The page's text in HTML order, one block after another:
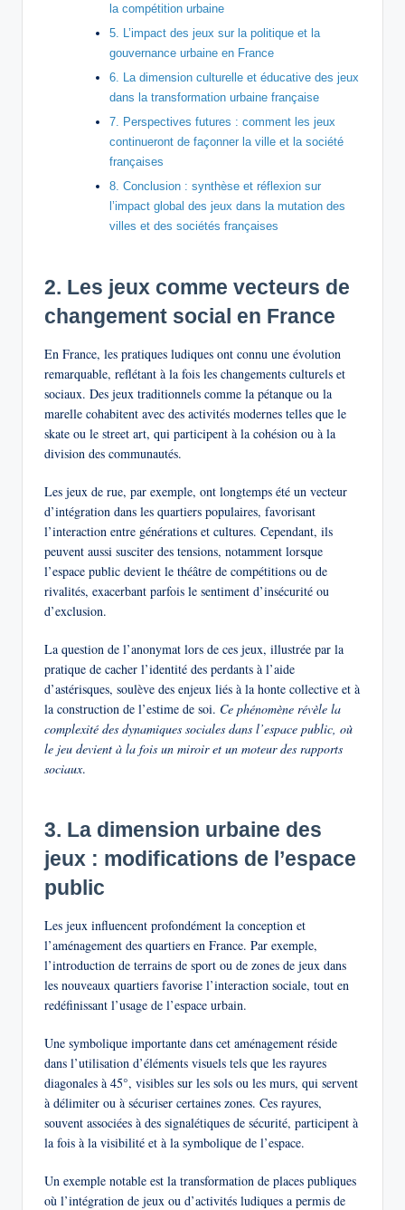
la compétition urbaine
5. L’impact des jeux sur la politique et la
gouvernance urbaine en France
6. La dimension culturelle et éducative des jeux
dans la transformation urbaine française
7. Perspectives futures : comment les jeux
continueront de façonner la ville et la société
françaises
8. Conclusion : synthèse et réflexion sur
l’impact global des jeux dans la mutation des
villes et des sociétés françaises
2. Les jeux comme vecteurs de
changement social en France
En France, les pratiques ludiques ont connu une évolution
remarquable, reflétant à la fois les changements culturels et
sociaux. Des jeux traditionnels comme la pétanque ou la
marelle cohabitent avec des activités modernes telles que le
skate ou le street art, qui participent à la cohésion ou à la
division des communautés.
Les jeux de rue, par exemple, ont longtemps été un vecteur
d’intégration dans les quartiers populaires, favorisant
l’interaction entre générations et cultures. Cependant, ils
peuvent aussi susciter des tensions, notamment lorsque
l’espace public devient le théâtre de compétitions ou de
rivalités, exacerbant parfois le sentiment d’insécurité ou
d’exclusion.
La question de l’anonymat lors de ces jeux, illustrée par la
pratique de cacher l’identité des perdants à l’aide
d’astérisques, soulève des enjeux liés à la honte collective et à
la construction de l’estime de soi. Ce phénomène révèle la
complexité des dynamiques sociales dans l’espace public, où
le jeu devient à la fois un miroir et un moteur des rapports
sociaux.
3. La dimension urbaine des
jeux : modifications de l’espace
public
Les jeux influencent profondément la conception et
l’aménagement des quartiers en France. Par exemple,
l’introduction de terrains de sport ou de zones de jeux dans
les nouveaux quartiers favorise l’interaction sociale, tout en
redéfinissant l’usage de l’espace urbain.
Une symbolique importante dans cet aménagement réside
dans l’utilisation d’éléments visuels tels que les rayures
diagonales à 45°, visibles sur les sols ou les murs, qui servent
à délimiter ou à sécuriser certaines zones. Ces rayures,
souvent associées à des signalétiques de sécurité, participent à
la fois à la visibilité et à la symbolique de l’espace.
Un exemple notable est la transformation de places publiques
où l’intégration de jeux ou d’activités ludiques a permis de